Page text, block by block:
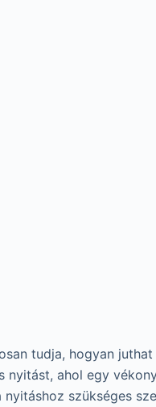
tudja, hogyan
nyitást, ahol egy
szükséges